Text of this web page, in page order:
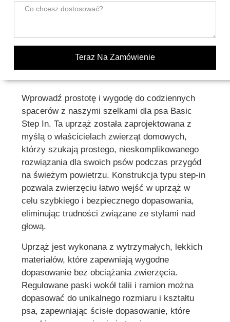
Teraz Na Zamówienie
Wprowadź prostotę i wygodę do codziennych
spacerów z naszymi szelkami dla psa Basic
Step In. Ta uprząż została zaprojektowana z
myślą o właścicielach zwierząt domowych,
którzy szukają prostego, nieskomplikowanego
rozwiązania dla swoich psów podczas przygód
na świeżym powietrzu. Konstrukcja typu step-in
pozwala zwierzęciu łatwo wejść w uprząż w
celu szybkiego i bezpiecznego dopasowania,
eliminując trudności związane ze stylami nad
głową.
Uprząż jest wykonana z wytrzymałych, lekkich
materiałów, które zapewniają wygodne
dopasowanie bez obciążania zwierzęcia.
Regulowane paski wokół talii i ramion można
dopasować do unikalnego rozmiaru i kształtu
psa, zapewniając ścisłe dopasowanie, które